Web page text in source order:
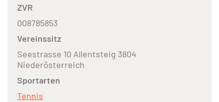
ZVR
008785853
Vereinssitz
Seestrasse 10 Allentsteig 3804
Niederösterreich
Sportarten
Tennis